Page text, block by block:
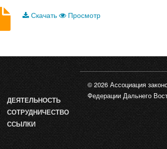
Скачать Просмотр
ДЕЯТЕЛЬНОСТЬ
СОТРУДНИЧЕСТВО
ССЫЛКИ
© 2026 Ассоциация
Федерации Дальнего